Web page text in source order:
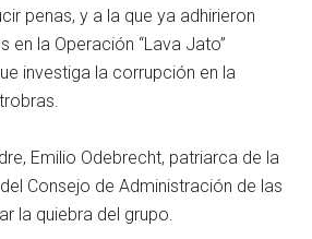
penas, y a la que ya adhirieron
en la Operación “Lava Jato”
investiga la corrupción en la
Emilio Odebrecht, patriarca de la
Consejo de Administración de las
la quiebra del grupo.